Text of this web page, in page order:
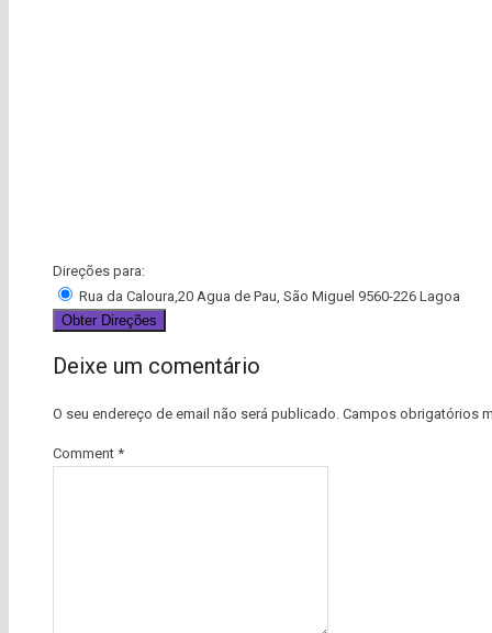
Direções para:
Rua da Caloura,20 Agua de Pau, São Miguel 9560-226 Lagoa
Deixe um comentário
O seu endereço de email não será publicado. Campos obrigatórios
Comment *